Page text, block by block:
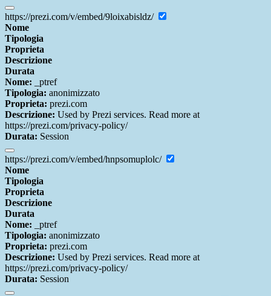
https://prezi.com/v/embed/9loixabisldz/
Nome
Tipologia
Proprieta
Descrizione
Durata
Nome: _ptref
Tipologia: anonimizzato
Proprieta: prezi.com
Descrizione: Used by Prezi services. Read more at
https://prezi.com/privacy-policy/
Durata: Session
https://prezi.com/v/embed/hnpsomuplolc/
Nome
Tipologia
Proprieta
Descrizione
Durata
Nome: _ptref
Tipologia: anonimizzato
Proprieta: prezi.com
Descrizione: Used by Prezi services. Read more at
https://prezi.com/privacy-policy/
Durata: Session